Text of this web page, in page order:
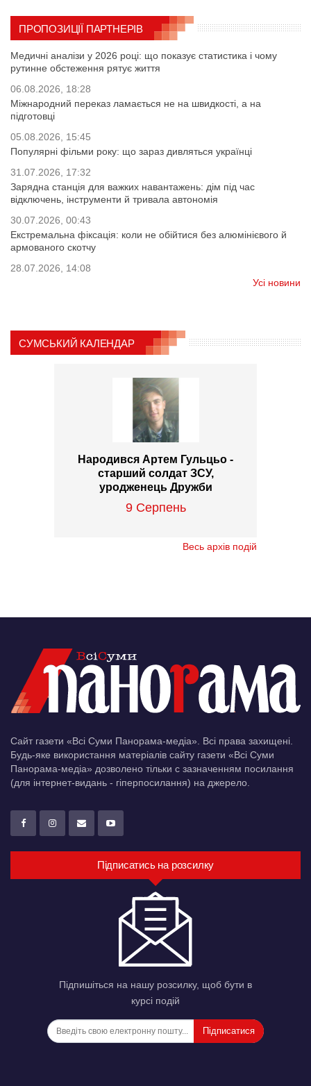
ПРОПОЗИЦІЇ ПАРТНЕРІВ
Медичні аналізи у 2026 році: що показує статистика і чому
рутинне обстеження рятує життя
06.08.2026, 18:28
Міжнародний переказ ламається не на швидкості, а на
підготовці
05.08.2026, 15:45
Популярні фільми року: що зараз дивляться українці
31.07.2026, 17:32
Зарядна станція для важких навантажень: дім під час
відключень, інструменти й тривала автономія
30.07.2026, 00:43
Екстремальна фіксація: коли не обійтися без алюмінієвого й
армованого скотчу
28.07.2026, 14:08
Усі новини
СУМСЬКИЙ КАЛЕНДАР
Народився Артем Гульцьо -
старший солдат ЗСУ,
уродженець Дружби
9 Серпень
Весь архів подій
Сайт газети «Всі Суми Панорама-медіа». Всі права захищені.
Будь-яке використання матеріалів сайту газети «Всі Суми
Панорама-медіа» дозволено тільки c зазначенням посилання
(для інтернет-видань - гіперпосилання) на джерело.
Підписатись на розсилку
Підпишіться на нашу розсилку, щоб бути в
курсі подій
Підписатися